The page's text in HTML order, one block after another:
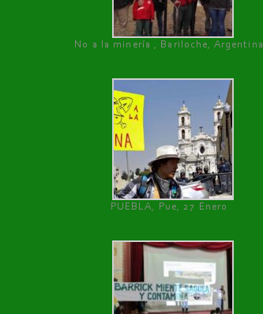
No a la minería , Bariloche, Argentina
PUEBLA, Pue, 27 Enero